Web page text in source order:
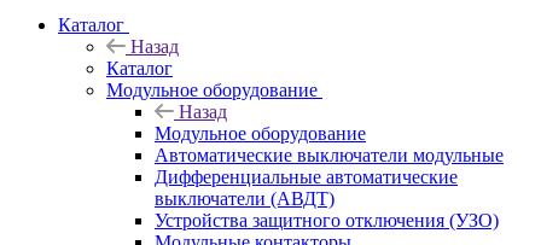
Каталог
Назад
Каталог
Модульное оборудование
Назад
Модульное оборудование
Автоматические выключатели модульные
Дифференциальные автоматические
выключатели (АВДТ)
Устройства защитного отключения (УЗО)